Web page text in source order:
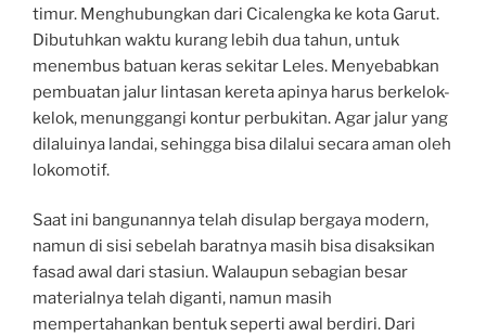
timur. Menghubungkan dari Cicalengka ke kota Garut.
Dibutuhkan waktu kurang lebih dua tahun, untuk
menembus batuan keras sekitar Leles. Menyebabkan
pembuatan jalur lintasan kereta apinya harus berkelok-
kelok, menunggangi kontur perbukitan. Agar jalur yang
dilaluinya landai, sehingga bisa dilalui secara aman oleh
lokomotif.
Saat ini bangunannya telah disulap bergaya modern,
namun di sisi sebelah baratnya masih bisa disaksikan
fasad awal dari stasiun. Walaupun sebagian besar
materialnya telah diganti, namun masih
mempertahankan bentuk seperti awal berdiri. Dari